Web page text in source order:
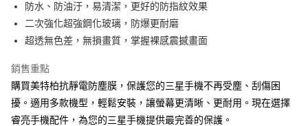
悠遊付
ATM付款
全家取貨付款
每筆NT$65，滿NT$690(含以上)免運費
防水、防油汙，易清潔，更好的防指紋效果
二次強化超強鋼化玻璃，防爆更耐磨
超透無色差，無損畫質，掌握裸感震撼畫面
銷售重點
購買美特柏抗靜電防塵膜，保護您的三星手機不再受塵、刮傷困
擾。適用多款機型，輕鬆安裝，讓螢幕更清晰、更耐用。現在選擇
睿亮手機配件，為您的三星手機提供最完善的保護。